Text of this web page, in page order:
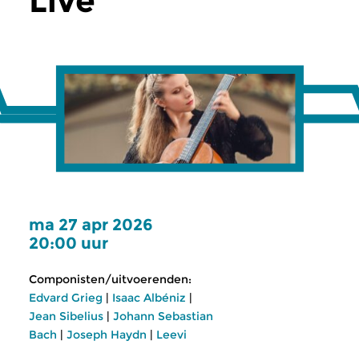
ma 27 apr 2026
20:00 uur
Componisten/uitvoerenden:
Edvard Grieg | Isaac Albéniz |
Jean Sibelius | Johann Sebastian
Bach | Joseph Haydn | Leevi